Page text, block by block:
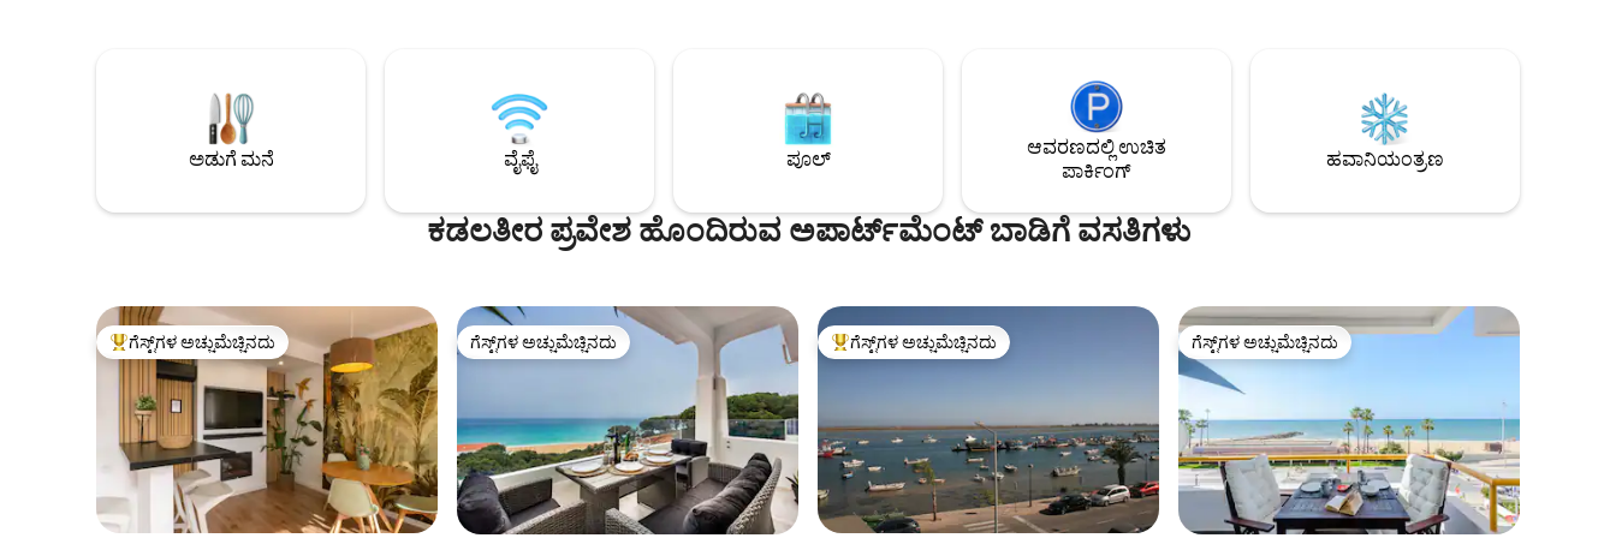
ಅನ್ನು ಸಹ ಆನಂದಿಸಿ. ನಾನು ನನ್ನ ಸ್ಥಳವನ್ನು
ಘೋಷಿಸುವ ಏಕೈಕ ಪ್ಲಾಟ್‌ಫಾರ್ಮ್ Airbnb ಆಗಿದೆ,
ಆದ್ದರಿಂದ ನಿಮ್ಮ ಇಚ್ಛೆಯಂತೆ ನಾನು ನಿಮ್ಮ ವಾಸ್ತವ್ಯವನ್ನು
ವೈಯಕ್ತೀಕರಿಸಬಹುದು:)
ವಿಹಂಗಮ ಕಿಟಕಿಗಳು. AC, ಉಚಿತ ವೈಫೈ, ಕೇಬಲ್
ಟಿವಿ - 100 ಕ್ಕೂ ಹೆಚ್ಚು ಚಾನೆಲ್‌ಗಳು.
ಈಜುಕೊಳ. ಕೇಂದ್ರ ಸ್ಥಳ. ಸುಲಭ ಪಾರ್ಕಿಂಗ್. 100
ಮೀಟರ್‌ಗಳ ಒಳಗೆ ಎಲ್ಲಾ ಸರಕುಗಳು. ಕಡಲತೀರದಿಂದ
4 ನಿಮಿಷಗಳ ನಡಿಗೆ. ಅಪಾರ್ಟ್‌ಮೆಂಟ್ 3 ಅಂತಸ್ತಿನ
ವಿಶಿಷ್ಟ ಅಲ್ಗಾರ್ವಿಯನ್ ವಿಲ್ಲಾದ 3 ನೇ (ಮತ್ತು ಕೊನೆಯ)
ಮಹಡಿಯಲ್ಲಿದೆ.
ಪರ್ಯಾಯ ದ್ವೀಪದಲ್ಲಿರುವ ಕಡಲತೀರದ ಮನೆ.
ಫಾರ್ಮೋಸಾದ ಮೇಲೆ ಸೂರ್ಯಾಸ್ತದ ಭವ್ಯ
ನೋಟವನ್ನು ಆನಂದಿಸಿ ಮತ್ತು ಪ್ರಕೃತಿ ಮೀಸಲು
ಪ್ರದೇಶದಲ್ಲಿ ಪಕ್ಷಿಗಳನ್ನು ವೀಕ್ಷಿಸಿ.
ಅಡುಗೆ ಮನೆ ವೈಫೈ ಪೂಲ್
ಆವರಣದಲ್ಲಿ ಉಚಿತ
ಪಾರ್ಕಿಂಗ್
ಹವಾನಿಯಂತ್ರಣ
ಕಡಲತೀರ ಪ್ರವೇಶ ಹೊಂದಿರುವ ಅಪಾರ್ಟ್‌ಮೆಂಟ್ ಬಾಡಿಗೆ ವಸತಿಗಳು
ಗೆಸ್ಟ್‌ಗಳಿಗೆ ಅತಿ ಹೆಚ್ಚು ಅಚ್ಚುಮೆಚ್ಚಿನದು
ಗೆಸ್ಟ್‌ಗಳ ಅಚ್ಚುಮೆಚ್ಚಿನದು ಗೆಸ್ಟ್‌ಗಳ ಅಚ್ಚುಮೆಚ್ಚಿನದು
ಗೆಸ್ಟ್‌ಗಳ ಅಚ್ಚುಮೆಚ್ಚಿನದು ಗೆಸ್ಟ್‌ಗಳಿಗೆ ಅತಿ ಹೆಚ್ಚು ಅಚ್ಚುಮೆಚ್ಚಿನದು
ಗೆಸ್ಟ್‌ಗಳ ಅಚ್ಚುಮೆಚ್ಚಿನದು ಗೆಸ್ಟ್‌ಗಳ ಅಚ್ಚುಮೆಚ್ಚಿನದು
ಗೆಸ್ಟ್‌ಗಳ ಅಚ್ಚುಮೆಚ್ಚಿನದು